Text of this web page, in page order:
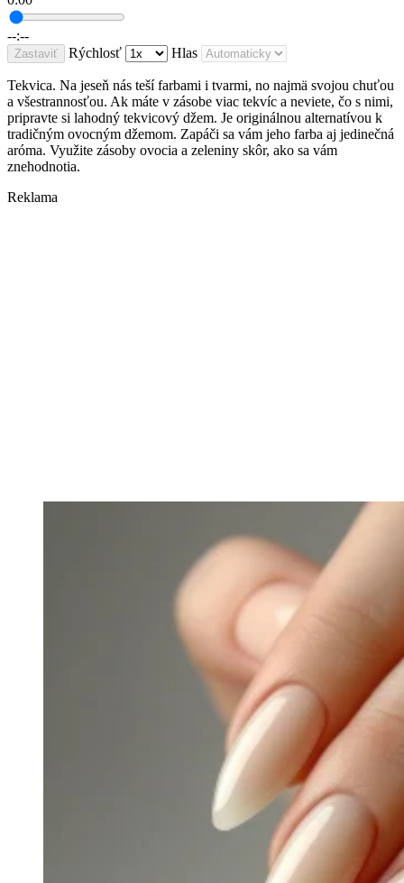
--:--
Zastaviť Rýchlosť Hlas
Tekvica. Na jeseň nás teší farbami i tvarmi, no najmä svojou chuťou
a všestrannosťou. Ak máte v zásobe viac tekvíc a neviete, čo s nimi,
pripravte si lahodný tekvicový džem. Je originálnou alternatívou k
tradičným ovocným džemom. Zapáči sa vám jeho farba aj jedinečná
aróma. Využite zásoby ovocia a zeleniny skôr, ako sa vám
znehodnotia.
Reklama